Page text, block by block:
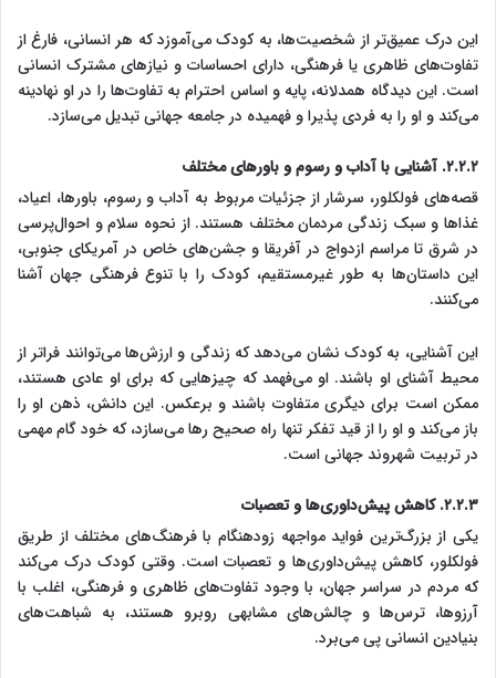
این درک عمیق‌تر از شخصیت‌ها، به کودک می‌آموزد که هر انسانی، فارغ از
تفاوت‌های ظاهری یا فرهنگی، دارای احساسات و نیازهای مشترک انسانی
است. این دیدگاه همدلانه، پایه و اساس احترام به تفاوت‌ها را در او نهادینه
می‌کند و او را به فردی پذیرا و فهمیده در جامعه جهانی تبدیل می‌سازد.
۲.۲.۲. آشنایی با آداب و رسوم و باورهای مختلف
قصه‌های فولکلور، سرشار از جزئیات مربوط به آداب و رسوم، باورها، اعیاد،
غذاها و سبک زندگی مردمان مختلف هستند. از نحوه سلام و احوال‌پرسی
در شرق تا مراسم ازدواج در آفریقا و جشن‌های خاص در آمریکای جنوبی،
این داستان‌ها به طور غیرمستقیم، کودک را با تنوع فرهنگی جهان آشنا
می‌کنند.
این آشنایی، به کودک نشان می‌دهد که زندگی و ارزش‌ها می‌توانند فراتر از
محیط آشنای او باشند. او می‌فهمد که چیزهایی که برای او عادی هستند،
ممکن است برای دیگری متفاوت باشند و برعکس. این دانش، ذهن او را
باز می‌کند و او را از قید تفکر تنها راه صحیح رها می‌سازد، که خود گام مهمی
در تربیت شهروند جهانی است.
۲.۲.۳. کاهش پیش‌داوری‌ها و تعصبات
یکی از بزرگ‌ترین فواید مواجهه زودهنگام با فرهنگ‌های مختلف از طریق
فولکلور، کاهش پیش‌داوری‌ها و تعصبات است. وقتی کودک درک می‌کند
که مردم در سراسر جهان، با وجود تفاوت‌های ظاهری و فرهنگی، اغلب با
آرزوها، ترس‌ها و چالش‌های مشابهی روبرو هستند، به شباهت‌های
بنیادین انسانی پی می‌برد.